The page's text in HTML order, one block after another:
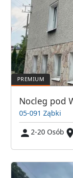
05-091 Ząbki
2-20 Osób